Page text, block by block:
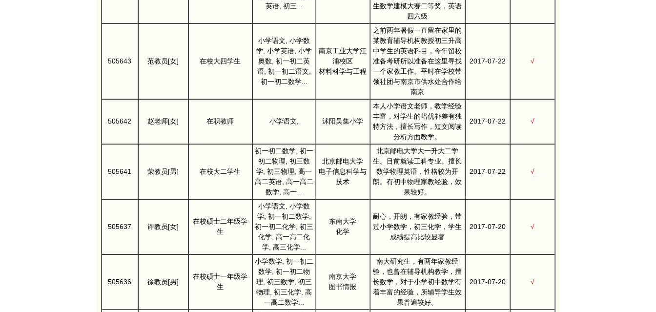
英语, 初三...
生数学建模大赛二等奖，英语
四六级
505643 范教员[女] 在校大四学生
小学语文, 小学数
学, 小学英语, 小学
奥数, 初一初二英
语, 初一初二语文,
初一初二数学...
南京工业大学江
浦校区
材料科学与工程
之前两年暑假一直留在家里的
某教育辅导机构教授初三升高
中学生的英语科目，今年留校
准备考研所以准备在这里寻找
一个家教工作。平时在学校带
领社团与南京市供水处合作给
南京
2017-07-22 √
505642 赵老师[女] 在职教师 小学语文, 沭阳吴集小学
本人小学语文老师，教学经验
丰富，对学生的培优补差有独
特方法，擅长写作，短文阅读
分析方面教学。
2017-07-22 √
505641 荣教员[男] 在校大二学生
初一初二数学, 初一
初二物理, 初三数
学, 初三物理, 高一
高二英语, 高一高二
数学, 高一...
北京邮电大学
电子信息科学与
技术
北京邮电大学大一升大二学
生。目前就读工科专业。擅长
数学物理英语，性格较为开
朗。有初中物理家教经验，效
果较好。
2017-07-22 √
505637 许教员[女]
在校硕士二年级学
生
小学语文, 小学数
学, 初一初二数学,
初一初二化学, 初三
化学, 高一高二化
学, 高三化学...
东南大学
化学
耐心，开朗，有家教经验，带
过小学数学，初三化学，学生
成绩提高比较显著
2017-07-20 √
505636 徐教员[男]
在校硕士一年级学
生
小学数学, 初一初二
数学, 初一初二物
理, 初三数学, 初三
物理, 初三化学, 高
一高二数学...
南京大学
图书情报
南大研究生，有两年家教经
验，也曾在辅导机构教学，擅
长数学，对于小学初中数学有
着丰富的经验，所辅导学生效
果普遍较好。
2017-07-20 √